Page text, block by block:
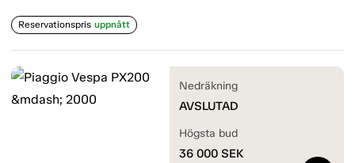
Reservationspris uppnått
Nedräkning
AVSLUTAD
Högsta bud
36 000 SEK